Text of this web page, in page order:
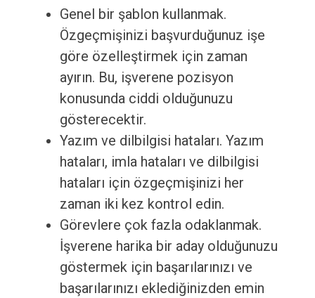
Genel bir şablon kullanmak.
Özgeçmişinizi başvurduğunuz işe
göre özelleştirmek için zaman
ayırın. Bu, işverene pozisyon
konusunda ciddi olduğunuzu
gösterecektir.
Yazım ve dilbilgisi hataları. Yazım
hataları, imla hataları ve dilbilgisi
hataları için özgeçmişinizi her
zaman iki kez kontrol edin.
Görevlere çok fazla odaklanmak.
İşverene harika bir aday olduğunuzu
göstermek için başarılarınızı ve
başarılarınızı eklediğinizden emin